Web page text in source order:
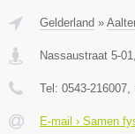
Gelderland »
Nassaustraat 5-01
Tel: 0543-216007
E-mail › Samen